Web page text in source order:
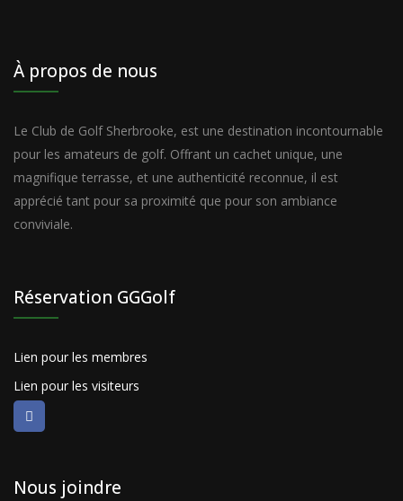
À propos de nous
Le Club de Golf Sherbrooke, est une destination incontournable
pour les amateurs de golf. Offrant un cachet unique, une
magnifique terrasse, et une authenticité reconnue, il est
apprécié tant pour sa proximité que pour son ambiance
conviviale.
Réservation GGGolf
Lien pour les membres
Lien pour les visiteurs
Nous joindre